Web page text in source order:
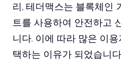
리, 테더맥스는 블록체인
트를 사용하여 안전하고
니다. 이에 따라 많은 이
택하는 이유가 되었습니